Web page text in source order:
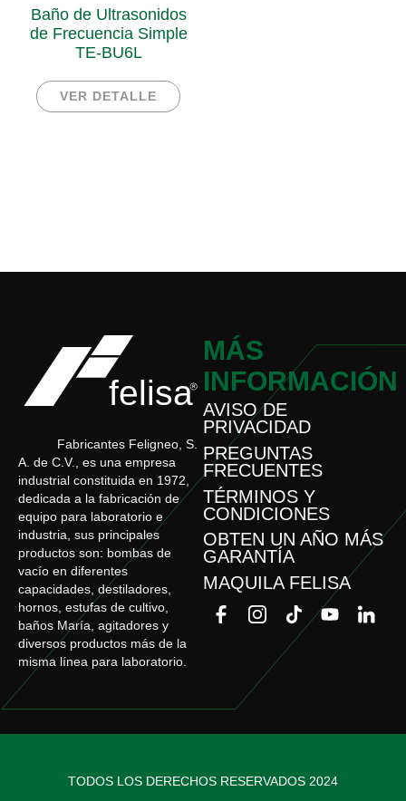
Baño de Ultrasonidos
de Frecuencia Simple
TE-BU6L
VER DETALLE
Fabricantes Feligneo, S.
A. de C.V., es una empresa
industrial constituida en 1972,
dedicada a la fabricación de
equipo para laboratorio e
industria, sus principales
productos son: bombas de
vacío en diferentes
capacidades, destiladores,
hornos, estufas de cultivo,
baños María, agitadores y
diversos productos más de la
misma línea para laboratorio.
MÁS
INFORMACIÓN
AVISO DE
PRIVACIDAD
PREGUNTAS
FRECUENTES
TÉRMINOS Y
CONDICIONES
OBTEN UN AÑO MÁS
GARANTÍA
MAQUILA FELISA
TODOS LOS DERECHOS RESERVADOS 2024